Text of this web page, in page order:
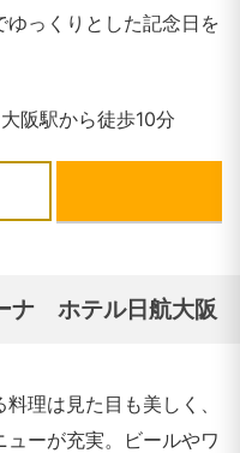
っくりとした記念日を
阪駅から徒歩10分
ナ ホテル日航大阪
理は見た目も美しく、
ーが充実。ビールやワ